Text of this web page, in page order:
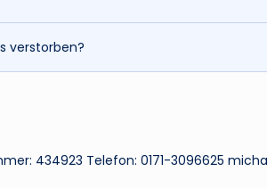
g
s
verstorben?
434923 Telefon: 0171-3096625